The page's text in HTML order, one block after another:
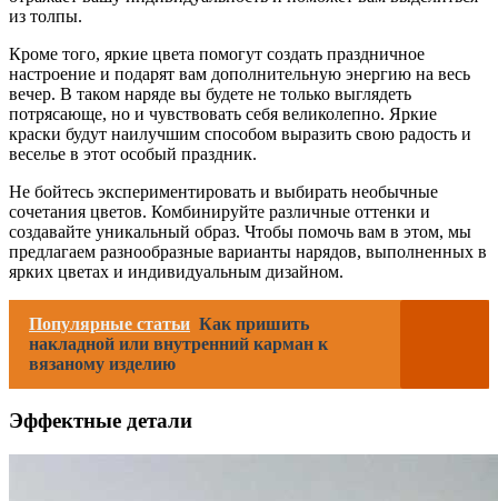
из толпы.
Кроме того, яркие цвета помогут создать праздничное
настроение и подарят вам дополнительную энергию на весь
вечер. В таком наряде вы будете не только выглядеть
потрясающе, но и чувствовать себя великолепно. Яркие
краски будут наилучшим способом выразить свою радость и
веселье в этот особый праздник.
Не бойтесь экспериментировать и выбирать необычные
сочетания цветов. Комбинируйте различные оттенки и
создавайте уникальный образ. Чтобы помочь вам в этом, мы
предлагаем разнообразные варианты нарядов, выполненных в
ярких цветах и индивидуальным дизайном.
Популярные статьи Как пришить
накладной или внутренний карман к
вязаному изделию
Эффектные детали